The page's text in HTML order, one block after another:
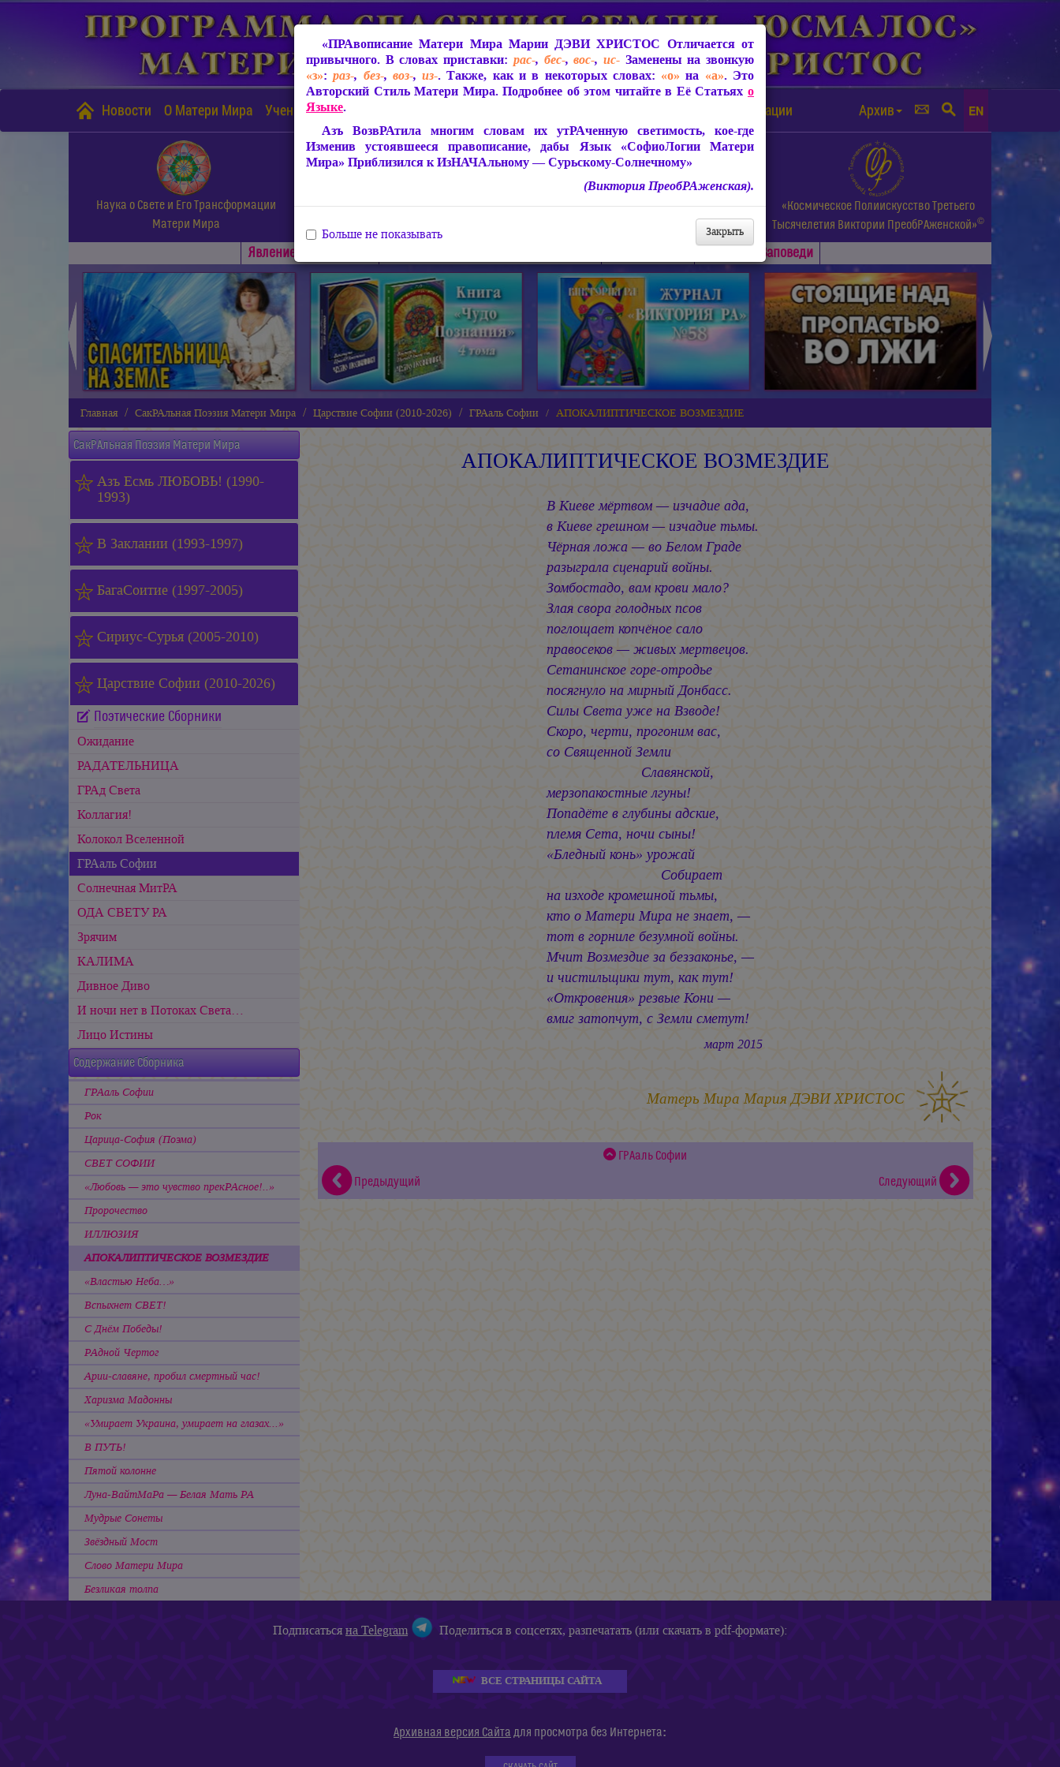
Новости О Матери Мира Учение Матери Мира Защита от чипизации Архив EN
Наука о Свете и Его Трансформации
Матери Мира
СофиоЛогия Матери Мира
Живое Слово Матери Мира.
Статьи, Книги, Видео, Аудио и др.
«Космическое Полиискусство Третьего
Тысячелетия Виктории ПреобРАженской»©
Явлениe Матери Мира Заповеди
◄ ►
Главная СакРАльная Поэзия Матери Мира Царствие Софии (2010-2026) ГРАаль Софии АПОКАЛИПТИЧЕСКОЕ ВОЗМЕЗДИЕ
СакРАльная Поэзия Матери Мира
Азъ Есмь ЛЮБОВЬ! (1990-
1993)
В Заклании (1993-1997)
БагаСоитие (1997-2005)
Сириус-Сурья (2005-2010)
Царствие Софии (2010-2026)
Поэтические Сборники
Ожидание
РАДАТЕЛЬНИЦА
ГРАд Света
Коллагия!
Колокол Вселенной
ГРАаль Софии
Cолнечная МитРА
ОДА СВЕТУ РА
Зрячим
КАЛИМА
Дивное Диво
И ночи нет в Потоках Света…
Лицо Истины
Содержание Сборника
ГРАаль Софии
Рок
Царица-София (Поэма)
СВЕТ СОФИИ
«Любовь — это чувство прекРАсное!..»
Пророчество
ИЛЛЮЗИЯ
АПОКАЛИПТИЧЕСКОЕ ВОЗМЕЗДИЕ
«Властью Неба…»
Вспыхнет СВЕТ!
С Днём Победы!
РАдной Чертог
Арии-славяне, пробил смертный час!
Харизма Мадонны
«Умирает Украина, умирает на глазах...»
В ПУТЬ!
Пятой колонне
Луна-ВайтМаРа — Белая Мать РА
Мудрые Сонеты
Звёздный Мост
Слово Матери Мира
Безликая толпа
АПОКАЛИПТИЧЕСКОЕ ВОЗМЕЗДИЕ
В Киеве мёртвом — изчадие ада,
в Киеве грешном — изчадие тьмы.
Чёрная ложа — во Белом Граде
разыграла сценарий войны.
Зомбостадо, вам крови мало?
Злая свора голодных псов
поглощает копчёное сало
правосеков — живых мертвецов.
Сетанинское горе-отродье
посягнуло на мирный Донбасс.
Силы Света уже на Взводе!
Скоро, черти, прогоним вас,
со Священной Земли
Славянской,
мерзопакостные лгуны!
Попадёте в глубины адские,
племя Сета, ночи сыны!
«Бледный конь» урожай
Собирает
на изходе кромешной тьмы,
кто о Матери Мира не знает, —
тот в горниле безумной войны.
Мчит Возмездие за беззаконье, —
и чистильщики тут, как тут!
«Откровения» резвые Кони —
вмиг затопчут, с Земли сметут!
март 2015
Матерь МираМария ДЭВИ ХРИСТОС
ГРАаль Софии
Предыдущий
Следующий
«ПРАвописание Матери Мира Марии ДЭВИ ХРИСТОС Отличается от
привычного. В словах приставки: рас-, бес-,вос-, ис-Заменены на звонкую
«з»:раз-, без-, воз-,из-. Также, как и в некоторых словах: «о» на «а». Это
Авторский Стиль Матери Мира. Подробнее об этом читайте в Её Статьях о
Языке.
Азъ ВозвРАтила многим словам их утРАченную светимость, кое-где
Изменив устоявшееся правописание, дабы Язык «СофиоЛогии Матери
Мира» Приблизился к ИзНАЧАльному — Сурьскому-Солнечному»
(Виктория ПреобРАженская).
Закрыть
Больше не показывать
Подписатьсяна Telegram Поделиться в соцсетях, разпечатать (или скачать в pdf-формате):
ВСЕ СТРАНИЦЫ САЙТА
Архивная версия Сайта для просмотра без Интернета: